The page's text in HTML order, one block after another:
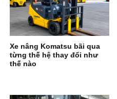
Xe nâng Komatsu bãi qua
từng thế hệ thay đổi như
thế nào